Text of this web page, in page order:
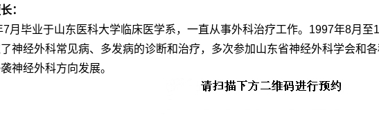
：
7月毕业于山东医科大学临床医学系，一直从事外科治疗工作。1997年8月
神经外科常见病、多发病的诊断和治疗，多次参加山东省神经外科学会和
神经外科方向发展。